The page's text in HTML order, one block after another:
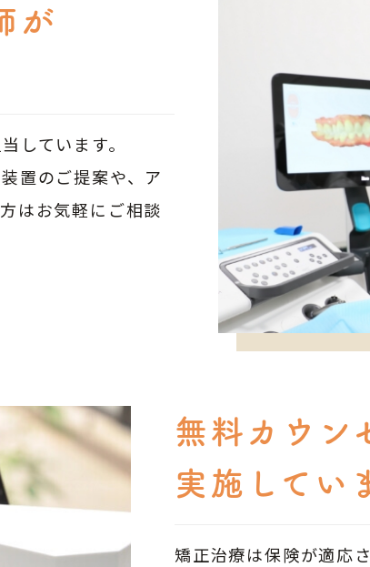
が
しています。
置のご提案や、ア
はお気軽にご相談
無料カウン
実施してい
矯正治療は保険が適応